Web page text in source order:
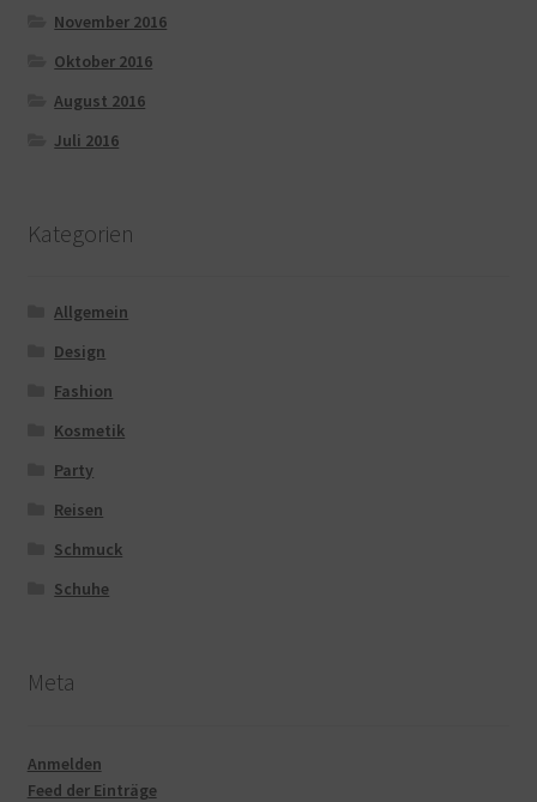
November 2016
Oktober 2016
August 2016
Juli 2016
Kategorien
Allgemein
Design
Fashion
Kosmetik
Party
Reisen
Schmuck
Schuhe
Meta
Anmelden
Feed der Einträge